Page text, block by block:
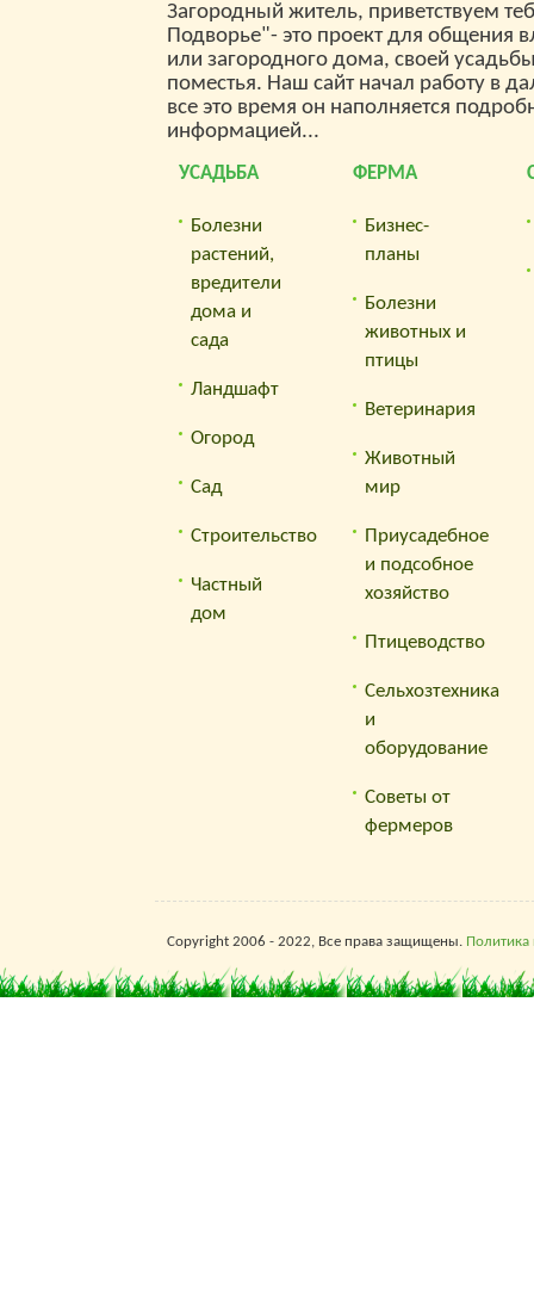
Загородный житель, приветствуем
Подворье"- это проект для общения
или загородного дома, своей
поместья. Наш сайт начал работу в
все это время он наполняется
информацией...
УСАДЬБА
Болезни
растений,
вредители
дома и
сада
Ландшафт
Огород
Сад
Строительство
Частный
дом
ФЕРМА
Бизнес-
планы
Болезни
животных и
птицы
Ветеринария
Животный
мир
Приусадебное
и подсобное
хозяйство
Птицеводство
Сельхозтехника
и
оборудование
Советы от
фермеров
Copyright 2006 - 2022, Все права защищены.